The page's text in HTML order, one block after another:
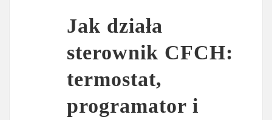
Jak działa
sterownik CFCH:
termostat,
programator i